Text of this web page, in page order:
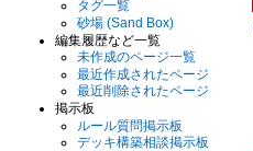
タグ一覧
砂場 (Sand Box)
編集履歴など一覧
未作成のページ一覧
最近作成されたページ
最近削除されたページ
掲示板
ルール質問掲示板
デッキ構築相談掲示板